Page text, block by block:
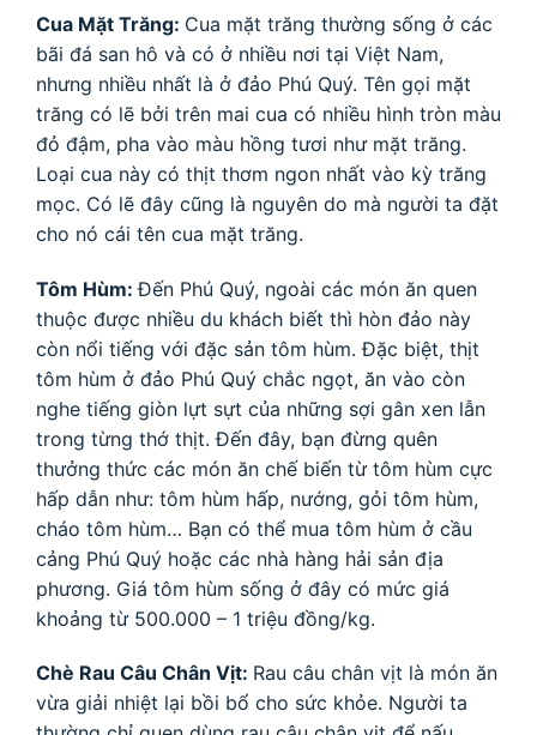
Cua Mặt Trăng: Cua mặt trăng thường sống ở các
bãi đá san hô và có ở nhiều nơi tại Việt Nam,
nhưng nhiều nhất là ở đảo Phú Quý. Tên gọi mặt
trăng có lẽ bởi trên mai cua có nhiều hình tròn màu
đỏ đậm, pha vào màu hồng tươi như mặt trăng.
Loại cua này có thịt thơm ngon nhất vào kỳ trăng
mọc. Có lẽ đây cũng là nguyên do mà người ta đặt
cho nó cái tên cua mặt trăng.
Tôm Hùm: Đến Phú Quý, ngoài các món ăn quen
thuộc được nhiều du khách biết thì hòn đảo này
còn nổi tiếng với đặc sản tôm hùm. Đặc biệt, thịt
tôm hùm ở đảo Phú Quý chắc ngọt, ăn vào còn
nghe tiếng giòn lựt sựt của những sợi gân xen lẫn
trong từng thớ thịt. Đến đây, bạn đừng quên
thưởng thức các món ăn chế biến từ tôm hùm cực
hấp dẫn như: tôm hùm hấp, nướng, gỏi tôm hùm,
cháo tôm hùm… Bạn có thể mua tôm hùm ở cầu
cảng Phú Quý hoặc các nhà hàng hải sản địa
phương. Giá tôm hùm sống ở đây có mức giá
khoảng từ 500.000 – 1 triệu đồng/kg.
Chè Rau Câu Chân Vịt: Rau câu chân vịt là món ăn
vừa giải nhiệt lại bồi bổ cho sức khỏe. Người ta